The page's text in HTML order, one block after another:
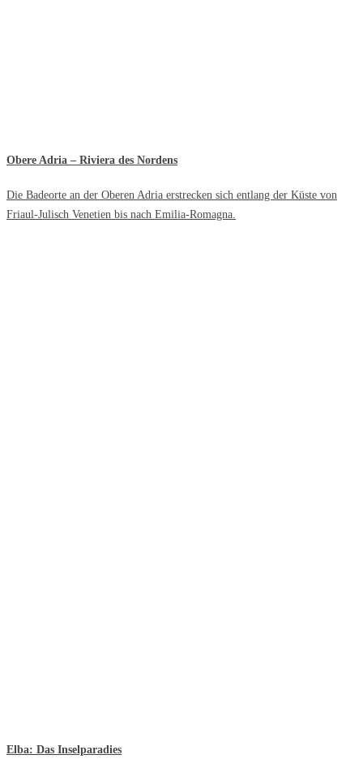
Obere Adria – Riviera des Nordens
Die Badeorte an der Oberen Adria erstrecken sich entlang der Küste von
Friaul-Julisch Venetien bis nach Emilia-Romagna.
Elba: Das Inselparadies